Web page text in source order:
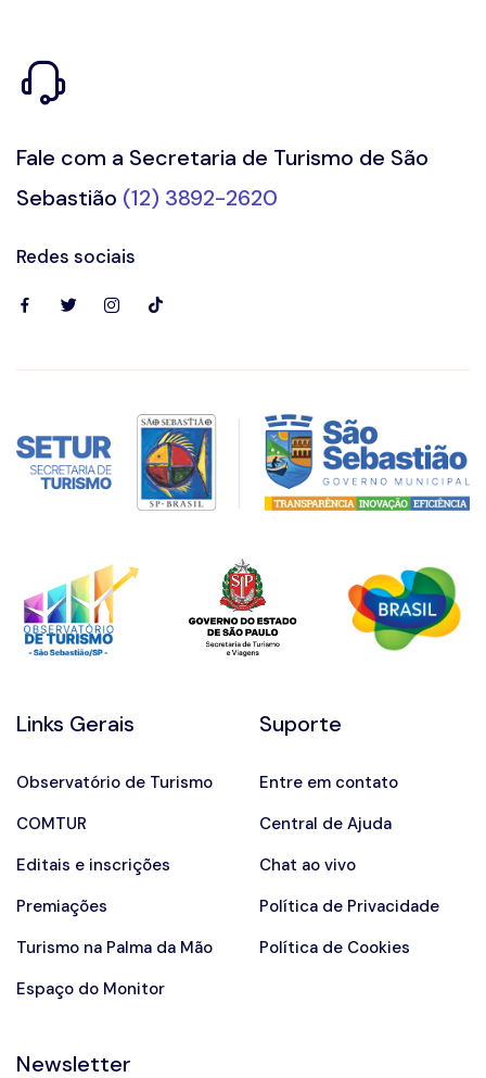
Fale com a Secretaria de Turismo de São
Sebastião (12) 3892-2620
Redes sociais
Links Gerais
Observatório de Turismo
COMTUR
Editais e inscrições
Premiações
Turismo na Palma da Mão
Espaço do Monitor
Suporte
Entre em contato
Central de Ajuda
Chat ao vivo
Política de Privacidade
Política de Cookies
Newsletter